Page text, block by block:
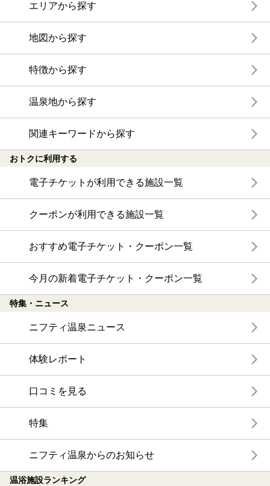
エリアから探す
地図から探す
特徴から探す
温泉地から探す
関連キーワードから探す
おトクに利用する
電子チケットが利用できる施設一覧
クーポンが利用できる施設一覧
おすすめ電子チケット・クーポン一覧
今月の新着電子チケット・クーポン一覧
特集・ニュース
ニフティ温泉ニュース
体験レポート
口コミを見る
特集
ニフティ温泉からのお知らせ
温浴施設ランキング